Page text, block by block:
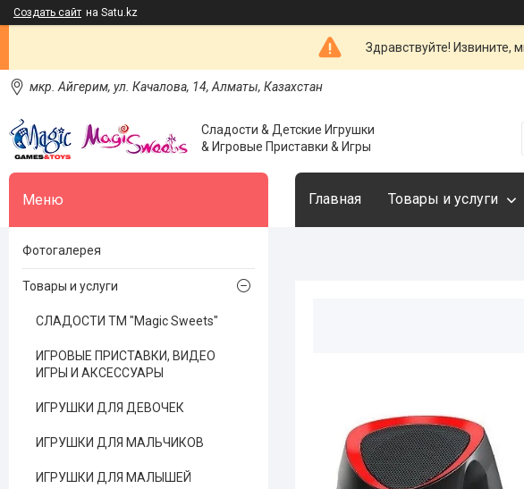
Создать сайт на Satu.kz
Здравствуйте! Извините,
мкр. Айгерим, ул. Качалова, 14, Алматы, Казахстан
Сладости & Детские Игрушки
& Игровые Приставки & Игры
Главная Товары и услуги
Фотогалерея
Товары и услуги
СЛАДОСТИ ТМ "Magic Sweets"
ИГРОВЫЕ ПРИСТАВКИ, ВИДЕО
ИГРЫ И АКСЕССУАРЫ
ИГРУШКИ ДЛЯ ДЕВОЧЕК
ИГРУШКИ ДЛЯ МАЛЬЧИКОВ
ИГРУШКИ ДЛЯ МАЛЫШЕЙ